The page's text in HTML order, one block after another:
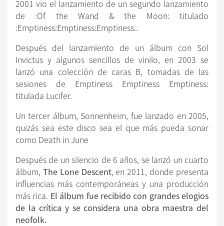
2001 vio el lanzamiento de un segundo lanzamiento
de :Of the Wand & the Moon: titulado
:Emptiness:Emptiness:Emptiness:.
Después del lanzamiento de un álbum con Sol
Invictus y algunos sencillos de vinilo, en 2003 se
lanzó una colección de caras B, tomadas de las
sesiones de Emptiness Emptiness Emptiness:
titulada Lucifer.
Un tercer álbum, Sonnenheim, fue lanzado en 2005,
quizás sea este disco sea el que más pueda sonar
como Death in June
Después de un silencio de 6 años, se lanzó un cuarto
álbum, The Lone Descent, en 2011, donde presenta
influencias más contemporáneas y una producción
más rica. El álbum fue recibido con grandes elogios
de la crítica y se considera una obra maestra del
neofolk.